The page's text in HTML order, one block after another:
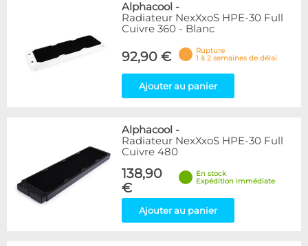
Alphacool -
Radiateur NexXxoS HPE-30 Full
Cuivre 360 - Blanc
92,90 €
Rupture
1 à 2 semaines de délai
Ajouter au panier
Alphacool -
Radiateur NexXxoS HPE-30 Full
Cuivre 480
138,90
€
En stock
Expédition immédiate
Ajouter au panier